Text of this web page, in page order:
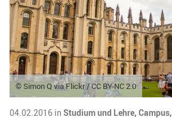
© Simon Q via Flickr / CC BY-NC 2.0
04.02.2016 in Studium und Lehre, Campus,